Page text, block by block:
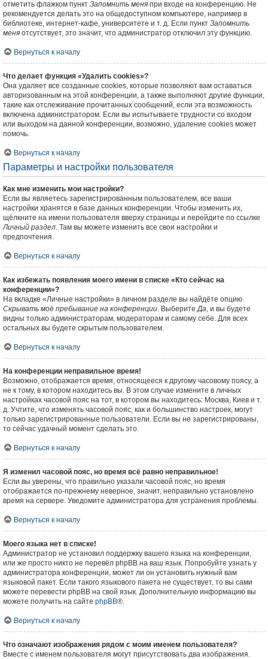
отметить флажком пункт Запомнить меня при входе на конференцию. Не
рекомендуется делать это на общедоступном компьютере, например в
библиотеке, интернет-кафе, университете и т. д. Если пункт Запомнить
меня отсутствует, это значит, что администратор отключил эту функцию.
Вернуться к началу
Что делает функция «Удалить cookies»?
Она удаляет все созданные cookies, которые позволяют вам оставаться
авторизованным на этой конференции, а также выполняют другие функции,
такие как отслеживание прочитанных сообщений, если эта возможность
включена администратором. Если вы испытываете трудности со входом
или выходом на данной конференции, возможно, удаление cookies может
помочь.
Вернуться к началу
Параметры и настройки пользователя
Как мне изменить мои настройки?
Если вы являетесь зарегистрированным пользователем, все ваши
настройки хранятся в базе данных конференции. Чтобы изменить их,
щёлкните на имени пользователя вверху страницы и перейдите по ссылке
Личный раздел. Там вы можете изменить все свои настройки и
предпочтения.
Вернуться к началу
Как избежать появления моего имени в списке «Кто сейчас на
конференции»?
На вкладке «Личные настройки» в личном разделе вы найдёте опцию
Скрывать моё пребывание на конференции. ВыберитеДа, и вы будете
видны только администраторам, модераторам и самому себе. Для всех
остальных вы будете скрытым пользователем.
Вернуться к началу
На конференции неправильное время!
Возможно, отображается время, относящееся к другому часовому поясу, а
не к тому, в котором находитесь вы. В этом случае измените в личных
настройках часовой пояс на тот, в котором вы находитесь: Москва, Киев и т.
д. Учтите, что изменять часовой пояс, как и большинство настроек, могут
только зарегистрированные пользователи. Если вы не зарегистрированы,
то сейчас удачный момент сделать это.
Вернуться к началу
Я изменил часовой пояс, но время всё равно неправильное!
Если вы уверены, что правильно указали часовой пояс, но время
отображается по-прежнему неверное, значит, неправильно установлено
время на сервере. Уведомите администратора для устранения проблемы.
Вернуться к началу
Моего языка нет в списке!
Администратор не установил поддержку вашего языка на конференции,
или же просто никто не перевёл phpBB на ваш язык. Попробуйте узнать у
администратора конференции, может ли он установить нужный вам
языковой пакет. Если такого языкового пакета не существует, то вы сами
можете перевести phpBB на свой язык. Дополнительную информацию вы
можете получить на сайте phpBB®.
Вернуться к началу
Что означают изображения рядом с моим именем пользователя?
Вместе с именем пользователя могут присутствовать два изображения.